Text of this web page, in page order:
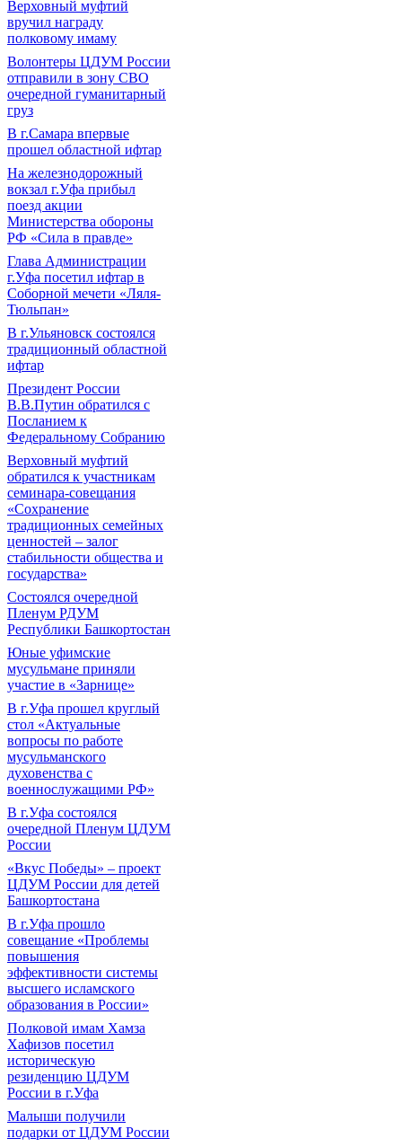
Верховный муфтий
вручил награду
полковому имаму
Волонтеры ЦДУМ России
отправили в зону СВО
очередной гуманитарный
груз
В г.Самара впервые
прошел областной ифтар
На железнодорожный
вокзал г.Уфа прибыл
поезд акции
Министерства обороны
РФ «Сила в правде»
Глава Администрации
г.Уфа посетил ифтар в
Соборной мечети «Ляля-
Тюльпан»
В г.Ульяновск состоялся
традиционный областной
ифтар
Президент России
В.В.Путин обратился с
Посланием к
Федеральному Собранию
Верховный муфтий
обратился к участникам
семинара-совещания
«Сохранение
традиционных семейных
ценностей – залог
стабильности общества и
государства»
Состоялся очередной
Пленум РДУМ
Республики Башкортостан
Юные уфимские
мусульмане приняли
участие в «Зарнице»
В г.Уфа прошел круглый
стол «Актуальные
вопросы по работе
мусульманского
духовенства с
военнослужащими РФ»
В г.Уфа состоялся
очередной Пленум ЦДУМ
России
«Вкус Победы» – проект
ЦДУМ России для детей
Башкортостана
В г.Уфа прошло
совещание «Проблемы
повышения
эффективности системы
высшего исламского
образования в России»
Полковой имам Хамза
Хафизов посетил
историческую
резиденцию ЦДУМ
России в г.Уфа
Малыши получили
подарки от ЦДУМ России